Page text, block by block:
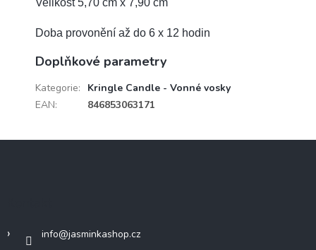
Doba provonění až do 6 x 12 hodin
Doplňkové parametry
Kategorie:
Kringle Candle - Vonné vosky
EAN: 846853063171
info@jasminkashop.cz